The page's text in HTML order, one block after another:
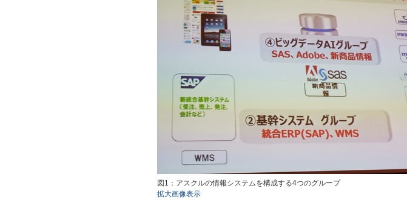
図1：アスクルの情報システムを構成する4つのグループ
拡大画像表示